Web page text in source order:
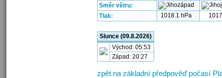
Směr větru:
Tlak:
1018.1 hPa
Slunce (09.8.2026)
Východ: 05:53
Západ: 20:27
zpět na základní předpověď počasí